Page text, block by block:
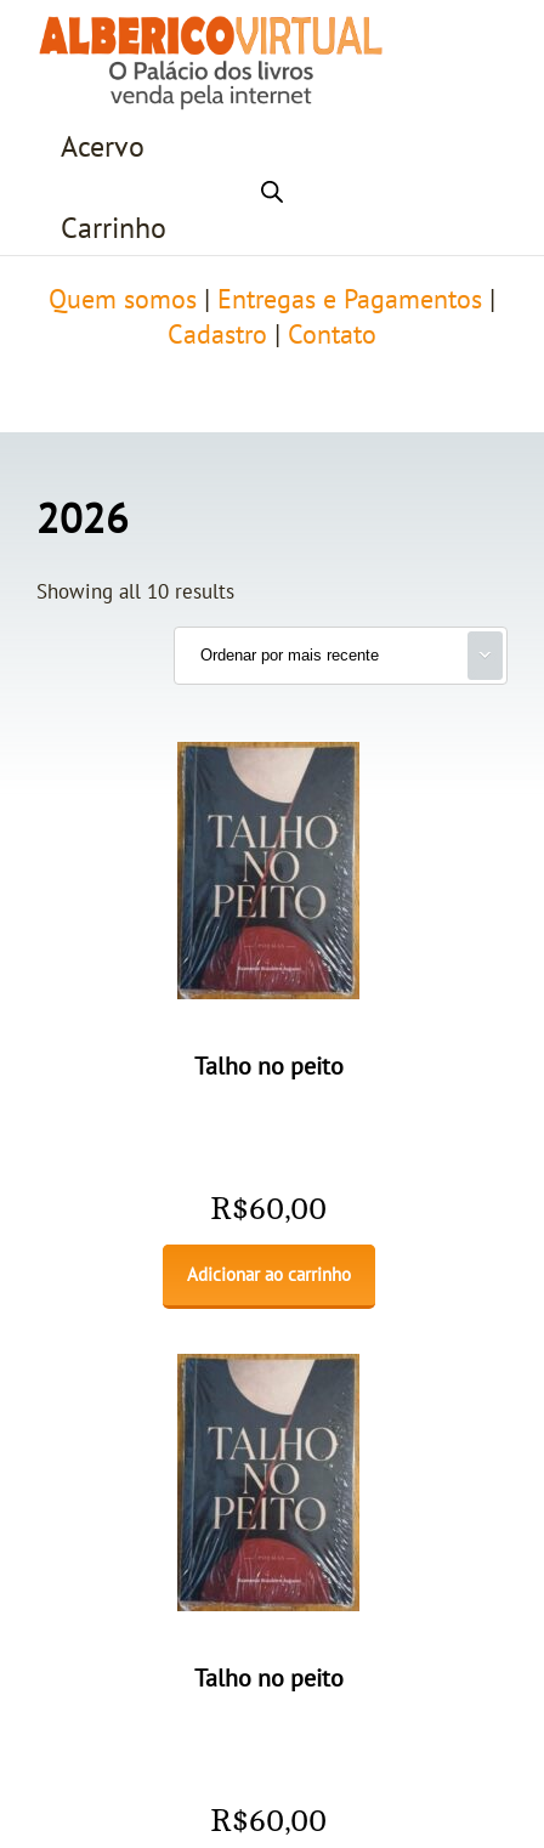
Acervo
Carrinho
Quem somos Entregas e Pagamentos
Cadastro
Contato
2026
Showing all 10 results
Talho no peito
R$60,00
Adicionar ao carrinho
Talho no peito
R$60,00